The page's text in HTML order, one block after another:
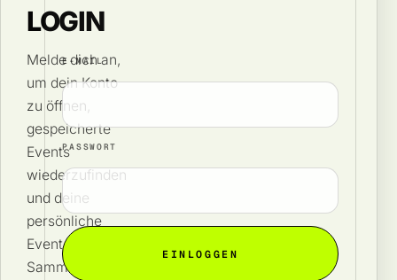
LOGIN
Melde dich an,
um dein Konto
zu öffnen,
gespeicherte
Events
wiederzufinden
und deine
persönliche
Event-
Sammlung an
E-MAIL
PASSWORT
EINLOGGEN